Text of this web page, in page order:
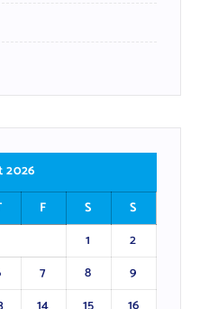
2026
F S
S
1
2
7 8
9